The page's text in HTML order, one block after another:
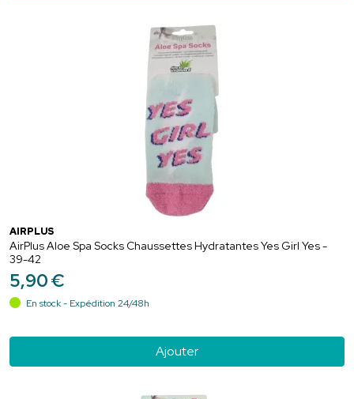
AIRPLUS
AirPlus Aloe Spa Socks Chaussettes Hydratantes Yes Girl Yes -
39-42
5,90€
En stock - Expédition 24/48h
Ajouter